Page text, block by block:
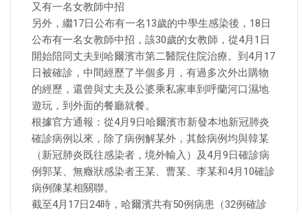
又有一名女教師中招
另外，繼17日公布有一名13歲的中學生感染後，18日
公布有一名女教師中招，該30歲的女教師，從4月1日
開始陪同丈夫到哈爾濱市第二醫院住院治療。到4月17
日被確診，中間經歷了半個多月，有過多次外出購物
的經歷，還曾與丈夫及公婆乘私家車到呼蘭河口濕地
遊玩，到外面的餐廳就餐。
根據官方通報：從4月9日哈爾濱市新發本地新冠肺炎
確診病例以來，除了病例解某外，其餘病例均與韓某
（新冠肺炎既往感染者，境外輸入）及4月9日確診病
例郭某、無癥狀感染者王某、曹某、李某和4月10確診
病例陳某相關聯。
截至4月17日24時，哈爾濱共有50例病患（32例確診